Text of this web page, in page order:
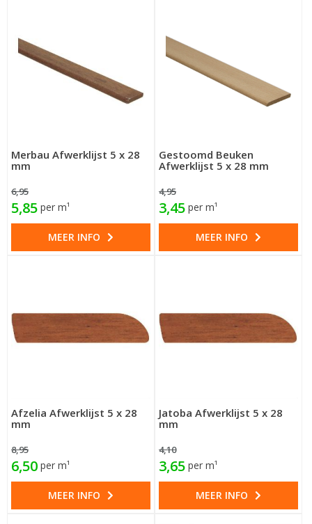
Merbau Afwerklijst 5 x 28
mm
6,95
5,85 per m¹
MEER INFO
Gestoomd Beuken
Afwerklijst 5 x 28 mm
4,95
3,45 per m¹
MEER INFO
Afzelia Afwerklijst 5 x 28
mm
8,95
6,50 per m¹
MEER INFO
Jatoba Afwerklijst 5 x 28
mm
4,10
3,65 per m¹
MEER INFO